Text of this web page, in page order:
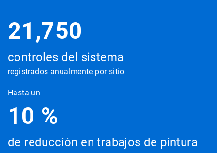
21,750
controles del sistema
registrados anualmente por sitio
Hasta un
10 %
de reducción en trabajos de pintura